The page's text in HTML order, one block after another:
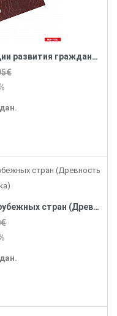
История и современные тенденции развития гражданского общества и государства: правозащитный аспект
История государства и права зарубежных стран (Древность и Средние века)